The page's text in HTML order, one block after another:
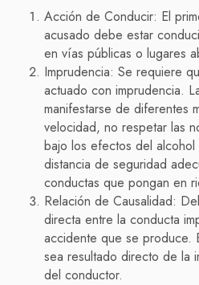
Acción de Conducir: El
acusado debe estar
en vías públicas o lugares
Imprudencia: Se requiere
actuado con imprudencia.
manifestarse de diferentes
velocidad, no respetar las
bajo los efectos del
distancia de seguridad
conductas que pongan en
Relación de Causalidad:
directa entre la conducta
accidente que se produce.
sea resultado directo de la
del conductor.